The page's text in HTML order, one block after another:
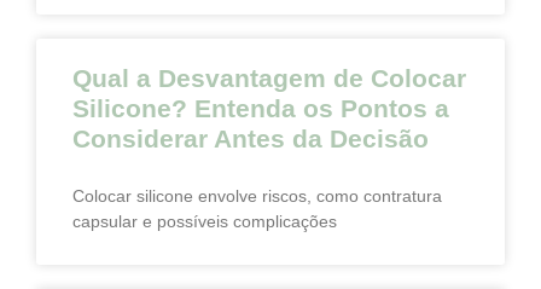
Qual a Desvantagem de Colocar
Silicone? Entenda os Pontos a
Considerar Antes da Decisão
Colocar silicone envolve riscos, como contratura
capsular e possíveis complicações